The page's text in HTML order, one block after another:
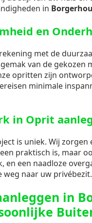
in
en
met de
van de gekozen
opritten zijn
minimale
in Oprit
is uniek. Wij zorgen
praktisch is, maar
en een naadloze
weg naar uw privébezit.
in